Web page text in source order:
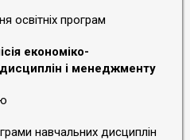
освітніх програм
економіко-
і менеджменту
навчальних дисциплін